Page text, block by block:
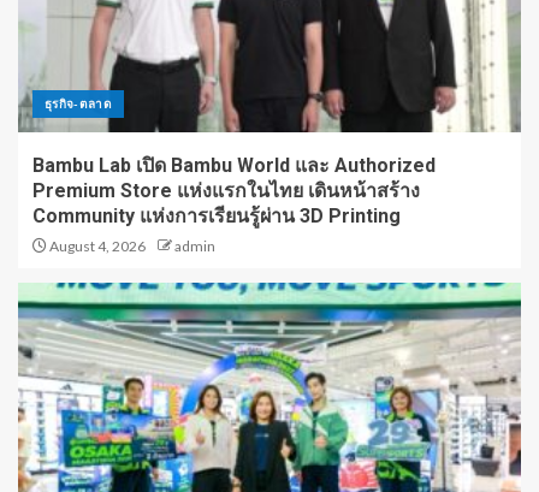
ธุรกิจ-ตลาด
Bambu Lab เปิด Bambu World และ Authorized
Premium Store แห่งแรกในไทย เดินหน้าสร้าง
Community แห่งการเรียนรู้ผ่าน 3D Printing
August 4, 2026 admin